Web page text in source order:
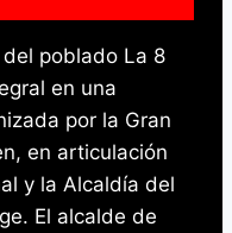
poblado La 8
en una
por la Gran
en articulación
y la Alcaldía del
El alcalde de